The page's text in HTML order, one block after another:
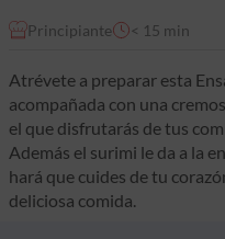
Principiante < 15 min
Atrévete a preparar esta
acompañada con una
el que disfrutarás de tus
Además el surimi le da a la
hará que cuides de tu
deliciosa comida.